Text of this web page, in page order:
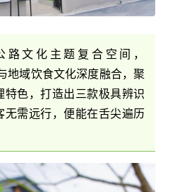
路文化主题复合空间，
地域饮食文化深度融合，聚
特色，打造出三款极具辨识
无需远行，便能在舌尖遍历